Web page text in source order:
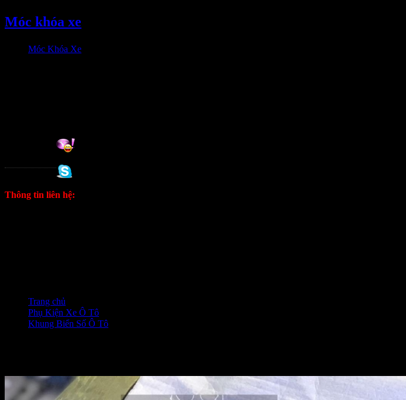
Móc khóa xe
Móc Khóa Xe
Thông tin liên hệ:
Trang chủ
Phụ Kiện Xe Ô Tô
Khung Biển Số Ô Tô